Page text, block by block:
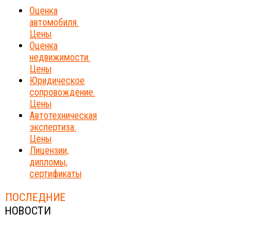
Оценка
автомобиля.
Цены
Оценка
недвижимости.
Цены
Юридическое
сопровождение.
Цены
Автотехническая
экспертиза.
Цены
Лицензии,
дипломы,
сертификаты
ПОСЛЕДНИЕ
НОВОСТИ